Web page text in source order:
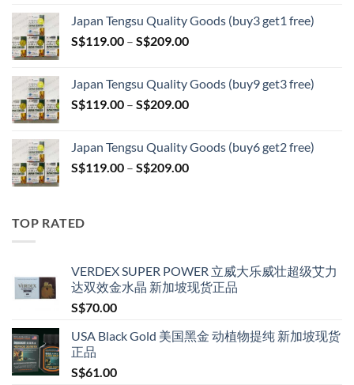
S$79.00
through
Japan Tengsu Quality Goods (buy3 get1 free)
S$119.00 – S$209.00Price
through
S$209.00
Japan Tengsu Quality Goods (buy9 get3 free)
S$119.00 – S$209.00Price
through
S$209.00
Japan Tengsu Quality Goods (buy6 get2 free)
S$119.00 – S$209.00Price
TOP RATED
VERDEX SUPER POWER 立威大乐威壮超级艾力
达双效金水晶 新加坡现货正品
S$70.00
USA Black Gold 美国黑金 动植物提纯 新加坡现货
正品
S$61.00